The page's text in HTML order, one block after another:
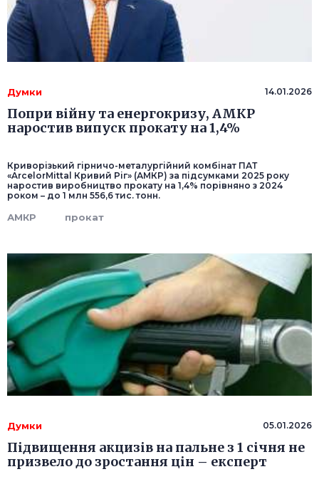
Думки 14.01.2026
Попри війну та енергокризу, АМКР
наростив випуск прокату на 1,4%
Криворізький гірничо-металургійний комбінат ПАТ
«ArcelorMittal Кривий Ріг» (АМКР) за підсумками 2025 року
наростив виробництво прокату на 1,4% порівняно з 2024
роком – до 1 млн 556,6 тис. тонн.
АМКР прокат
Думки 05.01.2026
Підвищення акцизів на пальне з 1 січня не
призвело до зростання цін – експерт